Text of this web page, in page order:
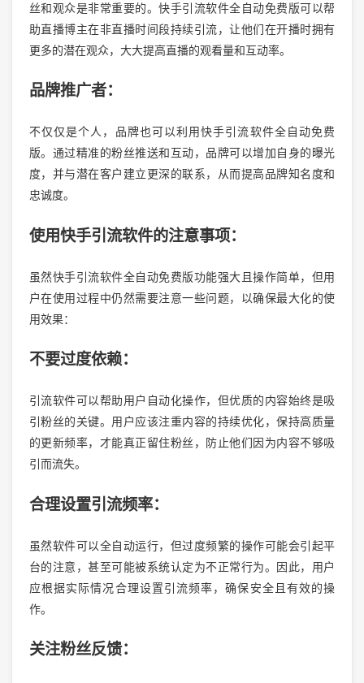
丝和观众是非常重要的。快手引流软件全自动免费版可以帮
助直播博主在非直播时间段持续引流，让他们在开播时拥有
更多的潜在观众，大大提高直播的观看量和互动率。
品牌推广者：
不仅仅是个人，品牌也可以利用快手引流软件全自动免费
版。通过精准的粉丝推送和互动，品牌可以增加自身的曝光
度，并与潜在客户建立更深的联系，从而提高品牌知名度和
忠诚度。
使用快手引流软件的注意事项：
虽然快手引流软件全自动免费版功能强大且操作简单，但用
户在使用过程中仍然需要注意一些问题，以确保最大化的使
用效果：
不要过度依赖：
引流软件可以帮助用户自动化操作，但优质的内容始终是吸
引粉丝的关键。用户应该注重内容的持续优化，保持高质量
的更新频率，才能真正留住粉丝，防止他们因为内容不够吸
引而流失。
合理设置引流频率：
虽然软件可以全自动运行，但过度频繁的操作可能会引起平
台的注意，甚至可能被系统认定为不正常行为。因此，用户
应根据实际情况合理设置引流频率，确保安全且有效的操
作。
关注粉丝反馈：